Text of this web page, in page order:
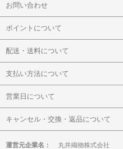
お問い合わせ
ポイントについて
配送・送料について
支払い方法について
営業日について
キャンセル・交換・返品について
運営元企業名：
丸井織物株式会社